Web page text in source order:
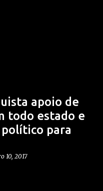
apoio de
todo estado e
para
10, 2017